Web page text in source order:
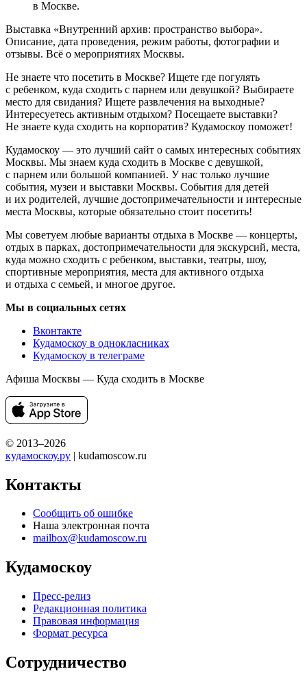
в Москве.
Выставка «Внутренний архив: пространство выбора».
Описание, дата проведения, режим работы, фотографии и
отзывы. Всё о мероприятиях Москвы.
Не знаете что посетить в Москве? Ищете где погулять
с ребенком, куда сходить с парнем или девушкой? Выбираете
место для свидания? Ищете развлечения на выходные?
Интересуетесь активным отдыхом? Посещаете выставки?
Не знаете куда сходить на корпоратив? Кудамоскоу поможет!
Кудамоскоу — это лучший сайт о самых интересных событиях
Москвы. Мы знаем куда сходить в Москве с девушкой,
с парнем или большой компанией. У нас только лучшие
события, музеи и выставки Москвы. События для детей
и их родителей, лучшие достопримечательности и интересные
места Москвы, которые обязательно стоит посетить!
Мы советуем любые варианты отдыха в Москве — концерты,
отдых в парках, достопримечательности для экскурсий, места,
куда можно сходить с ребенком, выставки, театры, шоу,
спортивные мероприятия, места для активного отдыха
и отдыха с семьей, и многое другое.
Мы в социальных сетях
Вконтакте
Кудамоскоу в однокласниках
Кудамоскоу в телеграме
Афиша Москвы — Куда сходить в Москве
© 2013–2026
кудамоскоу.ру | kudamoscow.ru
Контакты
Сообщить об ошибке
Наша электронная почта
mailbox@kudamoscow.ru
Кудамоскоу
Пресс-релиз
Редакционная политика
Правовая информация
Формат ресурса
Сотрудничество